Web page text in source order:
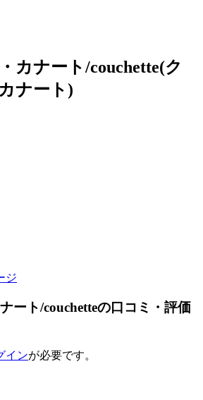
カナート/couchette(ク
ナート)
ジ
ート/couchetteの口コミ・評価
インが必要です。